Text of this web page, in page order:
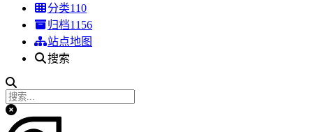
分类110
归档1156
站点地图
搜索